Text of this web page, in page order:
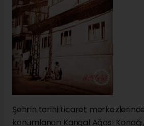
Şehrin tarihi ticaret
konumlanan Kangal Ağası